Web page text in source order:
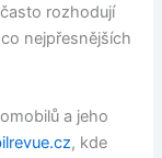
rozhodují
nejpřesnějších
a jeho
, kde